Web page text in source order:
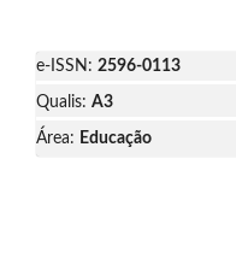
e-ISSN: 2596-0113
Qualis: A3
Área: Educação